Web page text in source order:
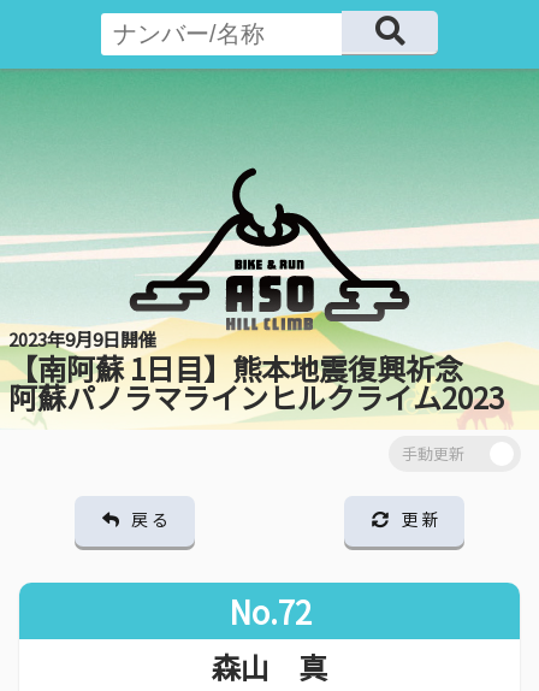
2023年9月9日開催
【南阿蘇 1日目】熊本地震復興祈念
阿蘇パノラマラインヒルクライム2023
戻 る 更 新
No.72
森山 真